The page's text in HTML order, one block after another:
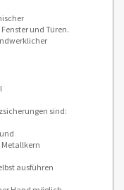
und Türen.
sind:
ausführen